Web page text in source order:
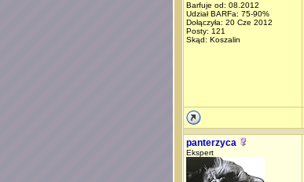
Barfuje od: 08.2012
Udział BARFa: 75-90%
Dołączyła: 20 Cze 2012
Posty: 121
Skąd: Koszalin
panterzyca
Ekspert